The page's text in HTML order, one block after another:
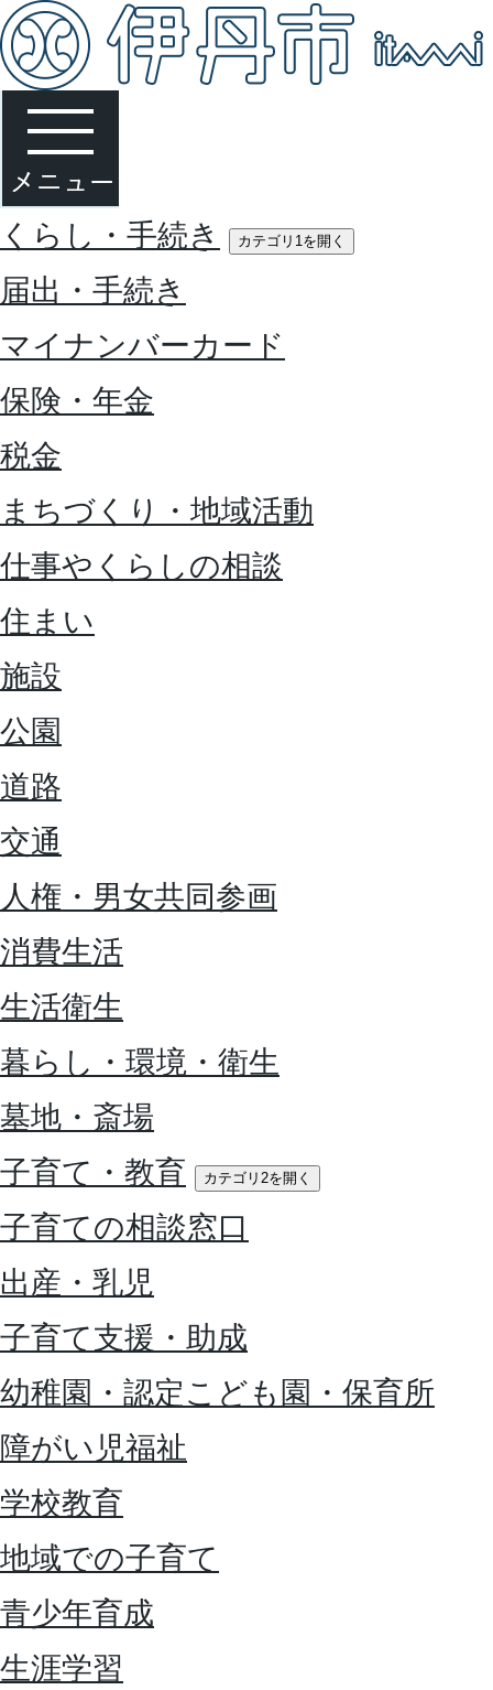
くらし・手続き カテゴリ1を開く
届出・手続き
マイナンバーカード
保険・年金
税金
まちづくり・地域活動
仕事やくらしの相談
住まい
施設
公園
道路
交通
人権・男女共同参画
消費生活
生活衛生
暮らし・環境・衛生
墓地・斎場
子育て・教育
カテゴリ2を開く
子育ての相談窓口
出産・乳児
子育て支援・助成
幼稚園・認定こども園・保育所
障がい児福祉
学校教育
地域での子育て
青少年育成
生涯学習